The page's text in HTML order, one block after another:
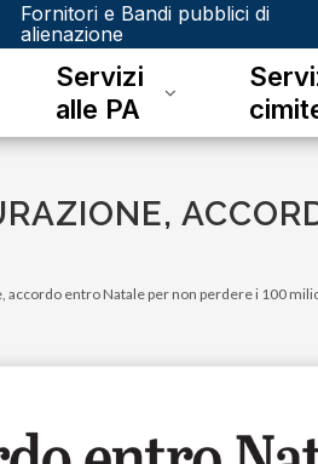
Fornitori e Bandi pubblici di
alienazione
Servizi
alle PA
accordo entro Natale per non perdere i 100